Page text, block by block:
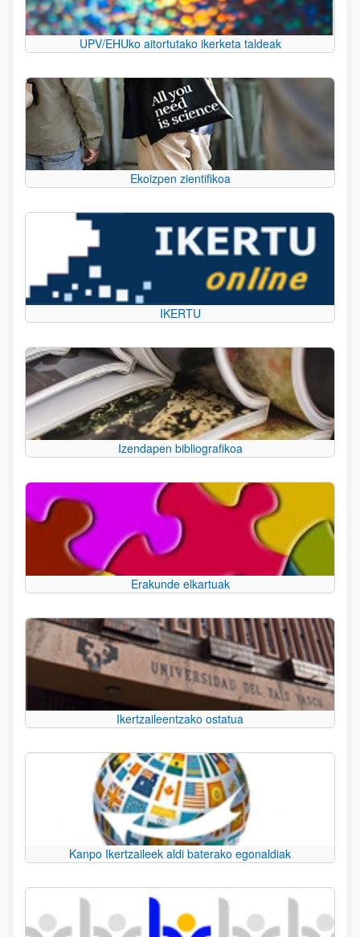
UPV/EHUko aitortutako ikerketa taldeak
Ekoizpen zientifikoa
IKERTU
Izendapen bibliografikoa
Erakunde elkartuak
Ikertzaileentzako ostatua
Kanpo Ikertzaileek aldi baterako egonaldiak